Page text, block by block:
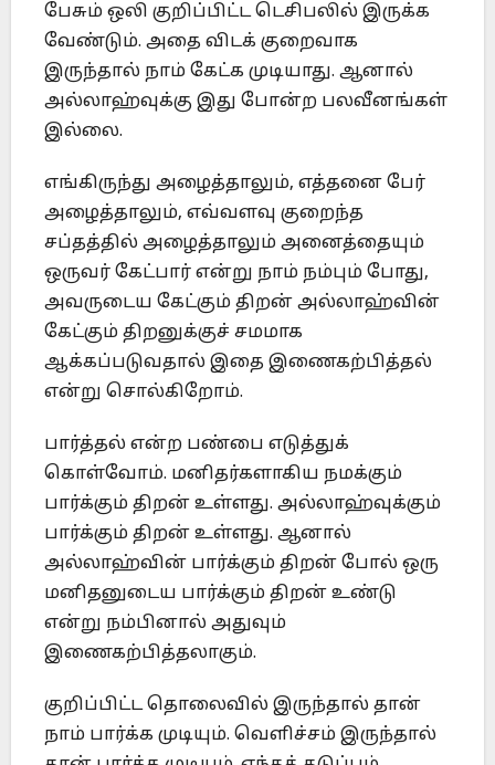
பேசும் ஒலி குறிப்பிட்ட டெசிபலில் இருக்க
வேண்டும். அதை விடக் குறைவாக
இருந்தால் நாம் கேட்க முடியாது. ஆனால்
அல்லாஹ்வுக்கு இது போன்ற பலவீனங்கள்
இல்லை.
எங்கிருந்து அழைத்தாலும், எத்தனை பேர்
அழைத்தாலும், எவ்வளவு குறைந்த
சப்தத்தில் அழைத்தாலும் அனைத்தையும்
ஒருவர் கேட்பார் என்று நாம் நம்பும் போது,
அவருடைய கேட்கும் திறன் அல்லாஹ்வின்
கேட்கும் திறனுக்குச் சமமாக
ஆக்கப்படுவதால் இதை இணைகற்பித்தல்
என்று சொல்கிறோம்.
பார்த்தல் என்ற பண்பை எடுத்துக்
கொள்வோம். மனிதர்களாகிய நமக்கும்
பார்க்கும் திறன் உள்ளது. அல்லாஹ்வுக்கும்
பார்க்கும் திறன் உள்ளது. ஆனால்
அல்லாஹ்வின் பார்க்கும் திறன் போல் ஒரு
மனிதனுடைய பார்க்கும் திறன் உண்டு
என்று நம்பினால் அதுவும்
இணைகற்பித்தலாகும்.
குறிப்பிட்ட தொலைவில் இருந்தால் தான்
நாம் பார்க்க முடியும். வெளிச்சம் இருந்தால்